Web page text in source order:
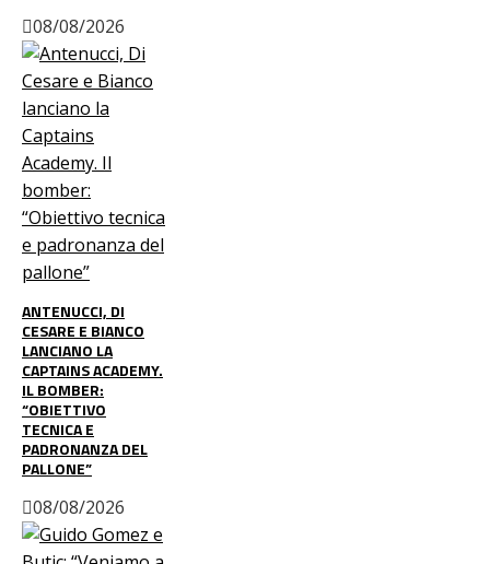
08/08/2026
ANTENUCCI, DI
CESARE E BIANCO
LANCIANO LA
CAPTAINS ACADEMY.
IL BOMBER:
“OBIETTIVO
TECNICA E
PADRONANZA DEL
PALLONE”
08/08/2026